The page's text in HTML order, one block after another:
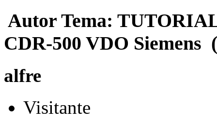
Autor Tema:
CDR-500 VDO Siemens
alfre
Visitante